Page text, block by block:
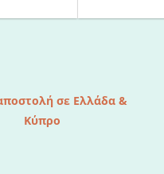
σε Ελλάδα &
Κύπρο